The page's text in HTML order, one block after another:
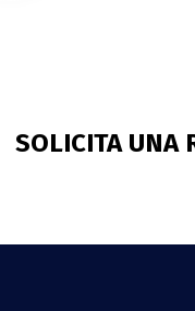
SOLICITA UNA